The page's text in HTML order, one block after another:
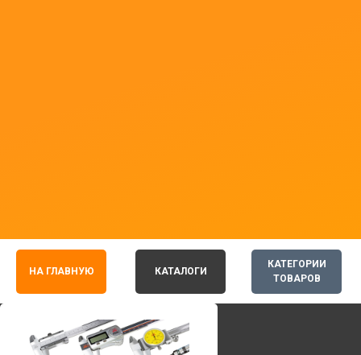
КАТЕГОРИИ
ТОВАРОВ
НА ГЛАВНУЮ КАТАЛОГИ